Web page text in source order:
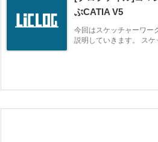
ぶCATIA V5
今回はスケッチャーワー
説明していきます。 スケ